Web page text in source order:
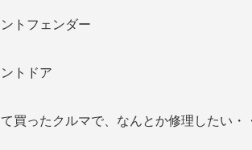
ントフェンダー
ントドア
買ったクルマで、なんとか修理したい・